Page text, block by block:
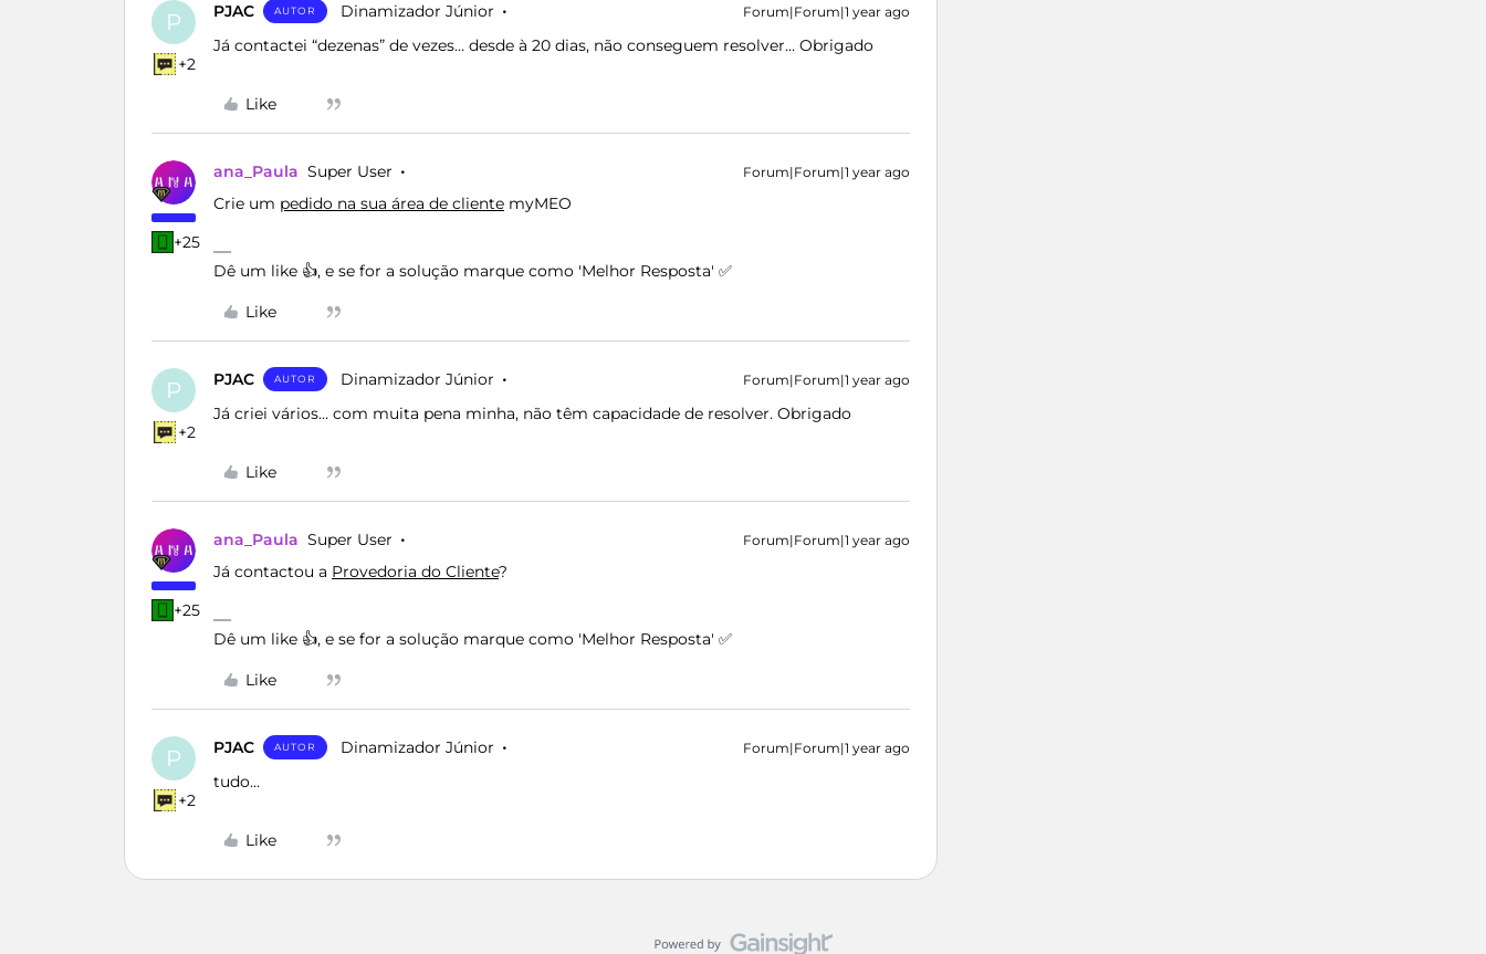
P
+2
PJAC AUTOR Dinamizador Júnior Forum|Forum|1 year ago
Já contactei “dezenas” de vezes… desde à 20 dias, não conseguem resolver… Obrigado
Like
+25
ana_Paula Super User Forum|Forum|1 year ago
Crie um pedido na sua área de cliente myMEO
Dê um like 👍, e se for a solução marque como 'Melhor Resposta' ✅
Like
P
+2
PJAC AUTOR Dinamizador Júnior Forum|Forum|1 year ago
Já criei vários… com muita pena minha, não têm capacidade de resolver. Obrigado
Like
+25
ana_Paula Super User Forum|Forum|1 year ago
Já contactou a Provedoria do Cliente?
Dê um like 👍, e se for a solução marque como 'Melhor Resposta' ✅
Like
P
+2
PJAC AUTOR Dinamizador Júnior Forum|Forum|1 year ago
tudo...
Like